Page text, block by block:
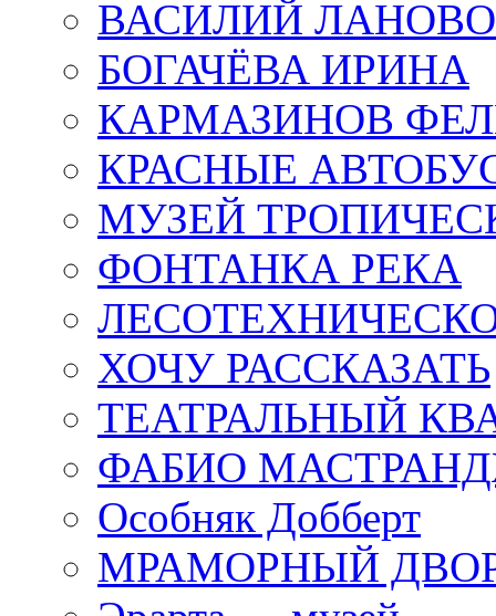
ВАСИЛИЙ
БОГАЧЁВА ИРИНА
КАРМАЗИНОВ
КРАСНЫЕ
МУЗЕЙ
ФОНТАНКА РЕКА
ХОЧУ РАССКАЗАТЬ
ТЕАТРАЛЬНЫЙ
ФАБИО
Особняк Добберт
МРАМОРНЫЙ